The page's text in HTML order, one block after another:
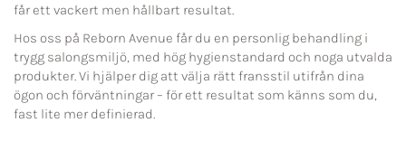
får ett vackert men hållbart resultat.
Hos oss på Reborn Avenue får du en personlig behandling i
trygg salongsmiljö, med hög hygienstandard och noga utvalda
produkter. Vi hjälper dig att välja rätt fransstil utifrån dina
ögon och förväntningar – för ett resultat som känns som du,
fast lite mer definierad.